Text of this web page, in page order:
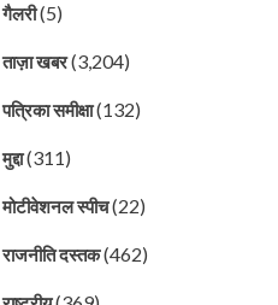
गैलरी(5)
ताज़ा खबर(3,204)
पत्रिका समीक्षा(132)
मुद्दा(311)
मोटीवेशनल स्पीच(22)
राजनीति दस्तक(462)